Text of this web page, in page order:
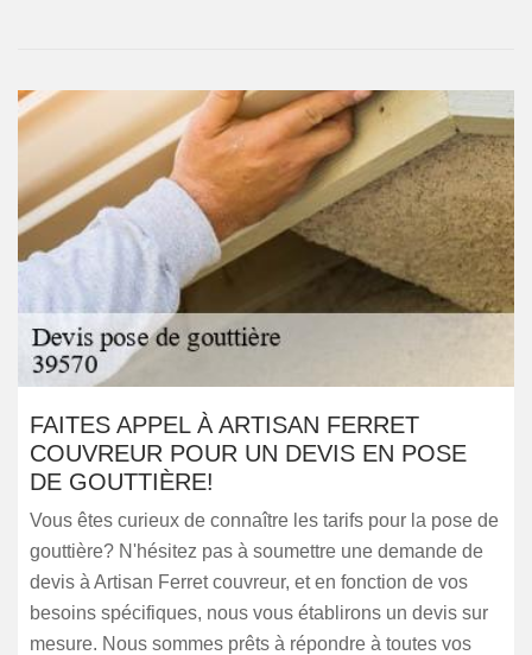
FAITES APPEL À ARTISAN FERRET
COUVREUR POUR UN DEVIS EN POSE
DE GOUTTIÈRE!
Vous êtes curieux de connaître les tarifs pour la pose de
gouttière? N'hésitez pas à soumettre une demande de
devis à Artisan Ferret couvreur, et en fonction de vos
besoins spécifiques, nous vous établirons un devis sur
mesure. Nous sommes prêts à répondre à toutes vos